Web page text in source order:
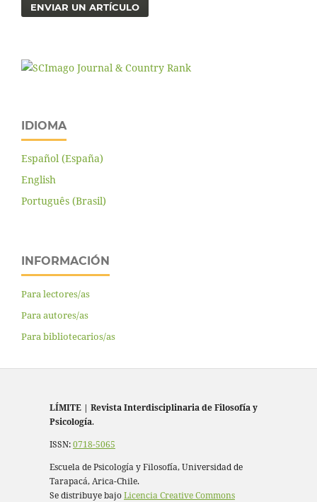
ENVIAR UN ARTÍCULO
IDIOMA
Español (España)
English
Português (Brasil)
INFORMACIÓN
Para lectores/as
Para autores/as
Para bibliotecarios/as
LÍMITE | Revista Interdisciplinaria de Filosofía y
Psicología.
ISSN:0718-5065
Escuela de Psicología y Filosofía, Universidad de
Tarapacá, Arica-Chile.
Se distribuye bajoLicencia Creative Commons